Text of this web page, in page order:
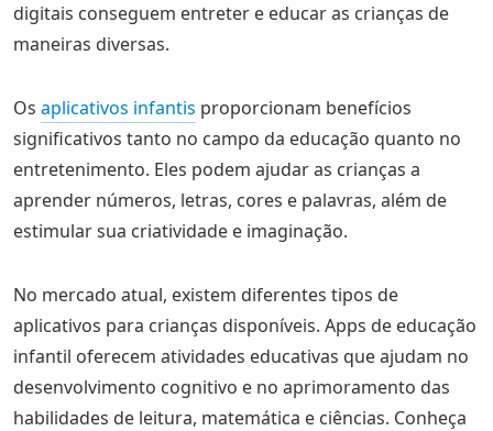
digitais conseguem entreter e educar as crianças de
maneiras diversas.
Os aplicativos infantis proporcionam benefícios
significativos tanto no campo da educação quanto no
entretenimento. Eles podem ajudar as crianças a
aprender números, letras, cores e palavras, além de
estimular sua criatividade e imaginação.
No mercado atual, existem diferentes tipos de
aplicativos para crianças disponíveis. Apps de educação
infantil oferecem atividades educativas que ajudam no
desenvolvimento cognitivo e no aprimoramento das
habilidades de leitura, matemática e ciências. Conheça